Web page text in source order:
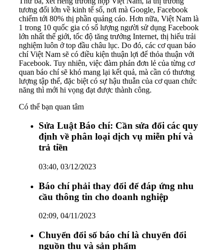
tương đối lớn về kinh tế số, nơi mà Google, Facebook
chiếm tới 80% thị phần quảng cáo. Hơn nữa, Việt Nam là
1 trong 10 quốc gia có số lượng người sử dụng Facebook
lớn nhất thế giới, tốc độ tăng trưởng Internet, thị hiếu trải
nghiệm luôn ở top đầu châu lục. Do đó, các cơ quan báo
chí Việt Nam sẽ có điều kiện thuận lợi để thỏa thuận với
Facebook. Tuy nhiên, việc đàm phán đơn lẻ của từng cơ
quan báo chí sẽ khó mang lại kết quả, mà cần có thương
lượng tập thể, đặc biệt có sự hậu thuẫn của cơ quan chức
năng thì mới hi vọng đạt được thành công.
Có thể bạn quan tâm
Sửa Luật Báo chí: Cần sửa đổi các quy
định về phân loại dịch vụ miễn phí và
trả tiền
03:40, 03/12/2023
Báo chí phải thay đổi để đáp ứng nhu
cầu thông tin cho doanh nghiệp
02:09, 04/11/2023
Chuyển đổi số báo chí là chuyển đổi
nguồn thu và sản phẩm